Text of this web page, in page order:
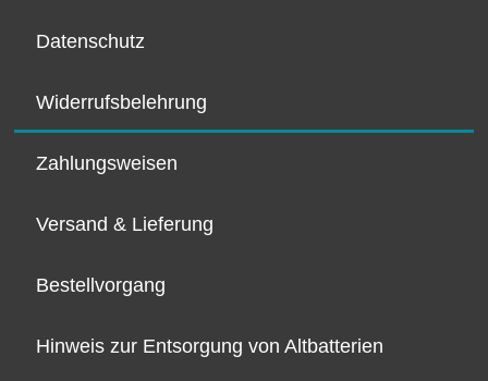
Datenschutz
Widerrufsbelehrung
Zahlungsweisen
Versand & Lieferung
Bestellvorgang
Hinweis zur Entsorgung von Altbatterien